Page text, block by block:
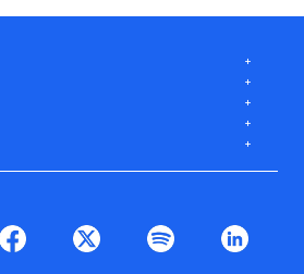
+
+
+
+
+